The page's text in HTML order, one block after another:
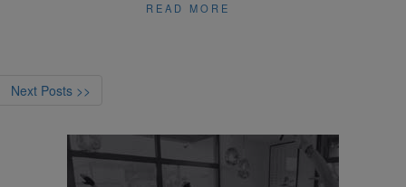
READ MORE
Next Posts >>